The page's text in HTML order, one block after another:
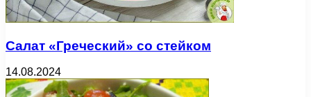
Салат «Греческий» со стейком
14.08.2024